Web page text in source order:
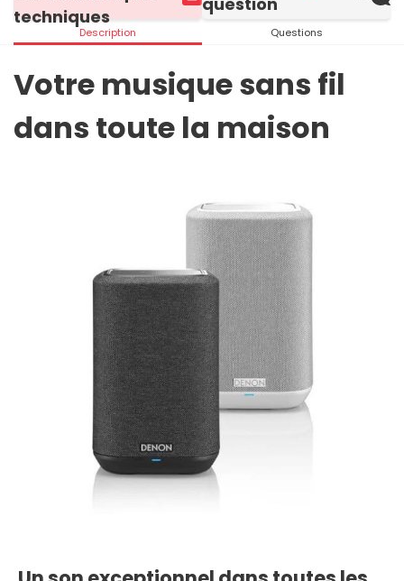
techniques
Description Questions
Votre musique sans fil
dans toute la maison